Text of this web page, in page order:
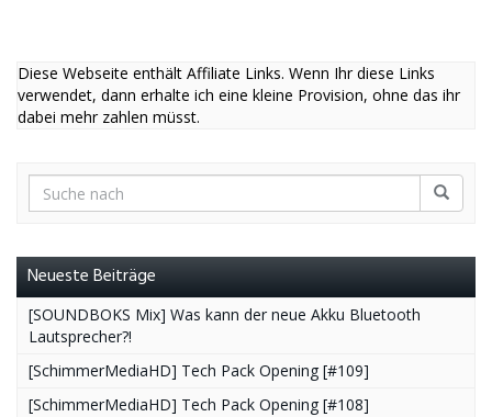
Diese Webseite enthält Affiliate Links. Wenn Ihr diese Links
verwendet, dann erhalte ich eine kleine Provision, ohne das ihr
dabei mehr zahlen müsst.
Neueste Beiträge
[SOUNDBOKS Mix] Was kann der neue Akku Bluetooth
Lautsprecher?!
[SchimmerMediaHD] Tech Pack Opening [#109]
[SchimmerMediaHD] Tech Pack Opening [#108]